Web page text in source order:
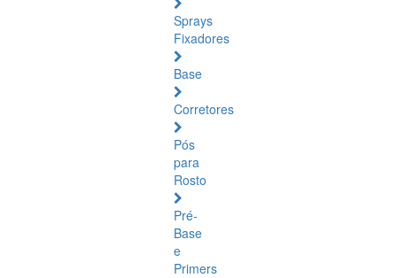
Sprays
Fixadores
Base
Corretores
Pós
para
Rosto
Pré-
Base
e
Primers